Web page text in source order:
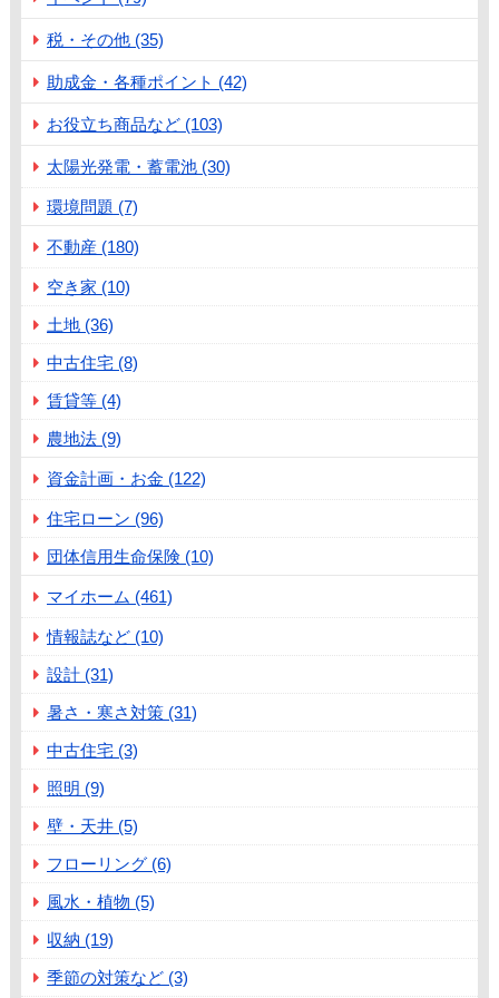
税・その他 (35)
助成金・各種ポイント (42)
お役立ち商品など (103)
太陽光発電・蓄電池 (30)
環境問題 (7)
不動産 (180)
空き家 (10)
土地 (36)
中古住宅 (8)
賃貸等 (4)
農地法 (9)
資金計画・お金 (122)
住宅ローン (96)
団体信用生命保険 (10)
マイホーム (461)
情報誌など (10)
設計 (31)
暑さ・寒さ対策 (31)
中古住宅 (3)
照明 (9)
壁・天井 (5)
フローリング (6)
風水・植物 (5)
収納 (19)
季節の対策など (3)